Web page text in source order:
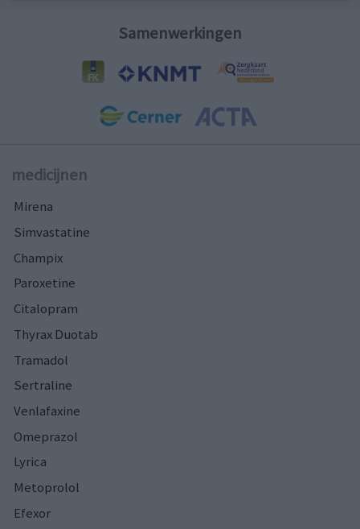
Samenwerkingen
medicijnen
Mirena
Simvastatine
Champix
Paroxetine
Citalopram
Thyrax Duotab
Tramadol
Sertraline
Venlafaxine
Omeprazol
Lyrica
Metoprolol
Efexor